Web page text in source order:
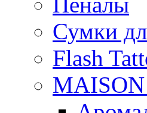
Сумки
Flash